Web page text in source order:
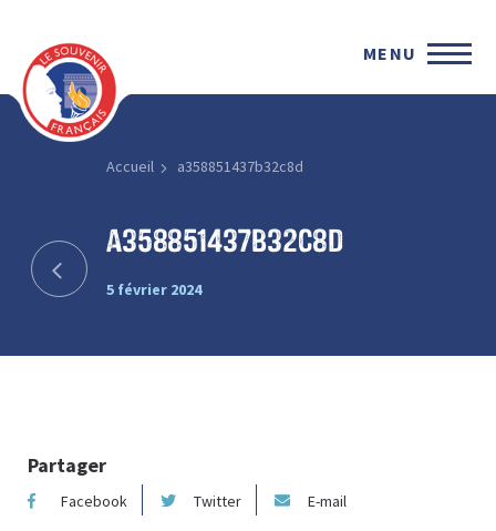
MENU
Accueil a358851437b32c8d
a358851437b32c8d
5 février 2024
Partager
Facebook Twitter E-mail